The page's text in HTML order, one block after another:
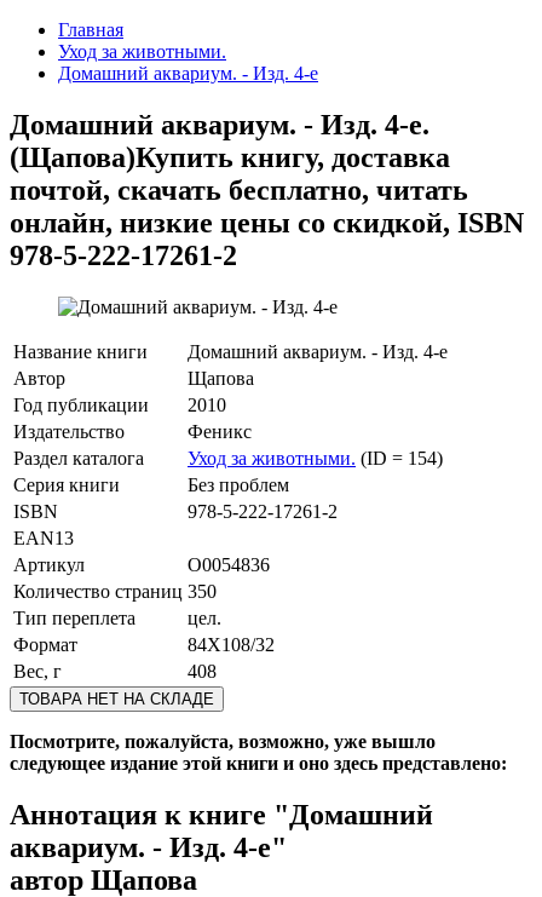
Главная
Уход за животными.
Домашний аквариум. - Изд. 4-е
Домашний аквариум. - Изд. 4-е.
(Щапова)Купить книгу, доставка
почтой, скачать бесплатно, читать
онлайн, низкие цены со скидкой, ISBN
978-5-222-17261-2
Название книги
Домашний аквариум. - Изд. 4-е
Автор
Щапова
Год публикации
2010
Издательство
Феникс
Раздел каталога
Уход за животными. (ID = 154)
Серия книги
Без проблем
ISBN
978-5-222-17261-2
EAN13
Артикул
O0054836
Количество страниц 350
Тип переплета
цел.
Формат
84Х108/32
Вес, г
408
ТОВАРА НЕТ НА СКЛАДЕ
Посмотрите, пожалуйста, возможно, уже вышло
следующее издание этой книги и оно здесь представлено:
Аннотация к книге "Домашний
аквариум. - Изд. 4-е"
автор Щапова